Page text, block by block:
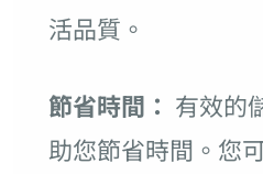
活品質。
節省時間： 有效的
助您節省時間。您